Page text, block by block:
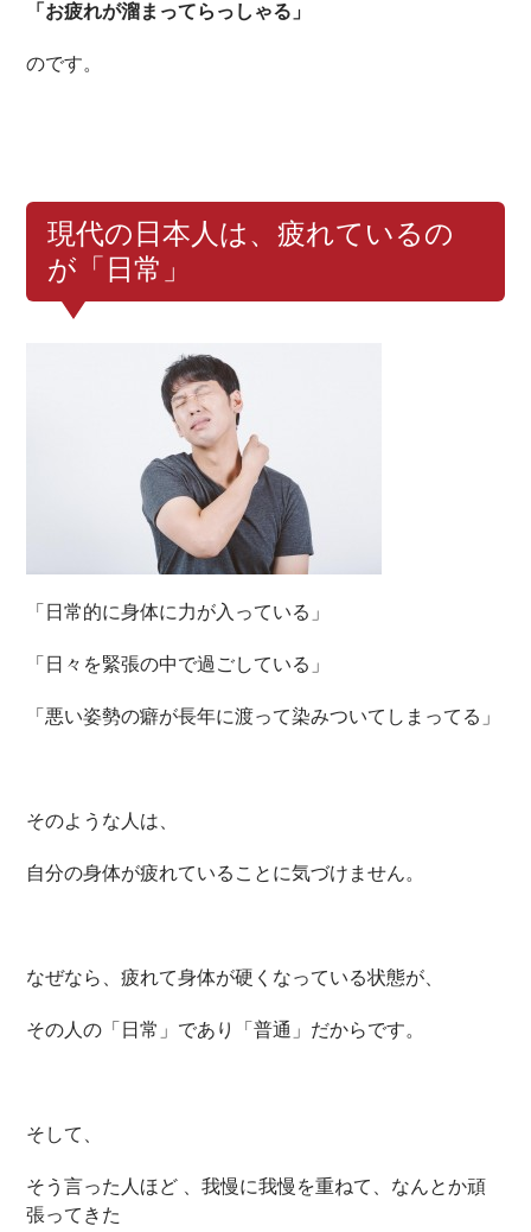
「お疲れが溜まってらっしゃる」
のです。
現代の日本人は、疲れているの
が「日常」
「日常的に身体に力が入っている」
「日々を緊張の中で過ごしている」
「悪い姿勢の癖が長年に渡って染みついてしまってる」
そのような人は、
自分の身体が疲れていることに気づけません。
なぜなら、疲れて身体が硬くなっている状態が、
その人の「日常」であり「普通」だからです。
そして、
そう言った人ほど 、我慢に我慢を重ねて、なんとか頑
張ってきた